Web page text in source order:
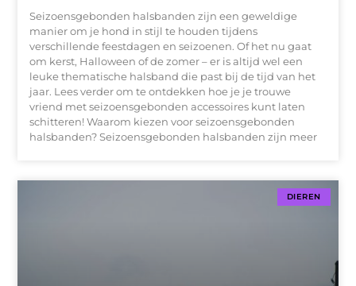
Seizoensgebonden halsbanden zijn een geweldige
manier om je hond in stijl te houden tijdens
verschillende feestdagen en seizoenen. Of het nu gaat
om kerst, Halloween of de zomer – er is altijd wel een
leuke thematische halsband die past bij de tijd van het
jaar. Lees verder om te ontdekken hoe je je trouwe
vriend met seizoensgebonden accessoires kunt laten
schitteren! Waarom kiezen voor seizoensgebonden
halsbanden? Seizoensgebonden halsbanden zijn meer
DIEREN